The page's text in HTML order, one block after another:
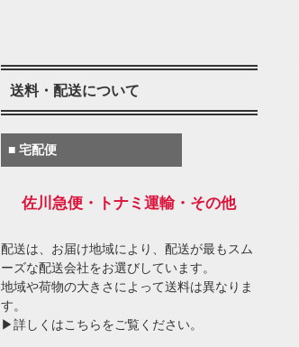
送料・配送について
■ 宅配便
佐川急便・トナミ運輸・その他
配送は、お届け地域により、配送が最もスム
ーズな配送会社をお選びしています。
地域や荷物の大きさによって送料は異なりま
す。
▶詳しくはこちらをご覧ください。